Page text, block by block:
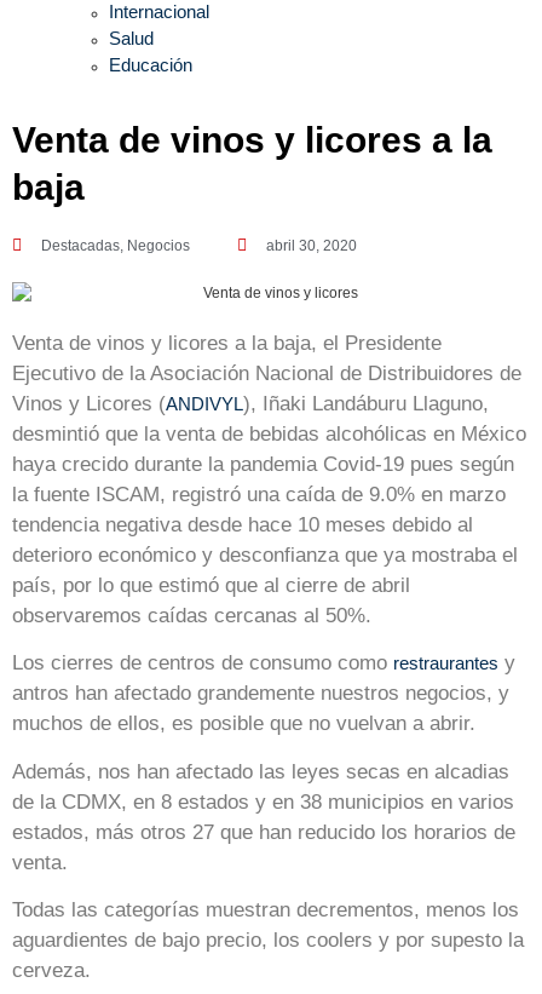
Internacional
Salud
Educación
Venta de vinos y licores a la
baja
Destacadas, Negocios abril 30, 2020
Venta de vinos y licores a la baja, el Presidente
Ejecutivo de la Asociación Nacional de Distribuidores de
Vinos y Licores (ANDIVYL), Iñaki Landáburu Llaguno,
desmintió que la venta de bebidas alcohólicas en México
haya crecido durante la pandemia Covid-19 pues según
la fuente ISCAM, registró una caída de 9.0% en marzo
tendencia negativa desde hace 10 meses debido al
deterioro económico y desconfianza que ya mostraba el
país, por lo que estimó que al cierre de abril
observaremos caídas cercanas al 50%.
Los cierres de centros de consumo como restraurantes y
antros han afectado grandemente nuestros negocios, y
muchos de ellos, es posible que no vuelvan a abrir.
Además, nos han afectado las leyes secas en alcadias
de la CDMX, en 8 estados y en 38 municipios en varios
estados, más otros 27 que han reducido los horarios de
venta.
Todas las categorías muestran decrementos, menos los
aguardientes de bajo precio, los coolers y por supesto la
cerveza.